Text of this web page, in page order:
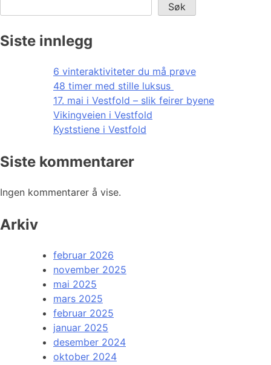
Søk
Siste innlegg
6 vinteraktiviteter du må prøve
48 timer med stille luksus
17. mai i Vestfold – slik feirer byene
Vikingveien i Vestfold
Kyststiene i Vestfold
Siste kommentarer
Ingen kommentarer å vise.
Arkiv
februar 2026
november 2025
mai 2025
mars 2025
februar 2025
januar 2025
desember 2024
oktober 2024